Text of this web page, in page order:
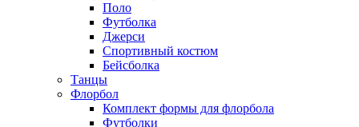
Поло
Футболка
Джерси
Спортивный костюм
Бейсболка
Танцы
Флорбол
Комплект формы для флорбола
Футболки